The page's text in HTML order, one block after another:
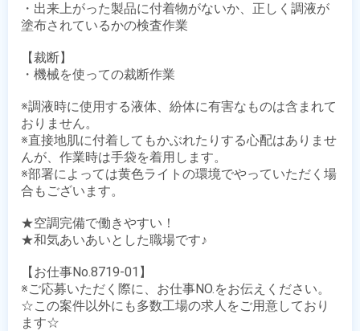
・出来上がった製品に付着物がないか、正しく調液が
塗布されているかの検査作業
【裁断】
・機械を使っての裁断作業
※調液時に使用する液体、紛体に有害なものは含まれて
おりません。
※直接地肌に付着してもかぶれたりする心配はありませ
んが、作業時は手袋を着用します。
※部署によっては黄色ライトの環境でやっていただく場
合もございます。
★空調完備で働きやすい！
★和気あいあいとした職場です♪
【お仕事No.8719-01】
※ご応募いただく際に、お仕事NO.をお伝えください。
☆この案件以外にも多数工場の求人をご用意しており
ます☆